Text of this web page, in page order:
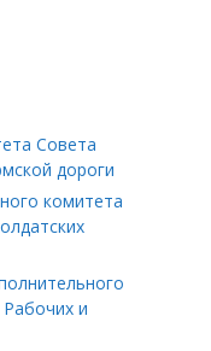
Совета
дороги
комитета
и